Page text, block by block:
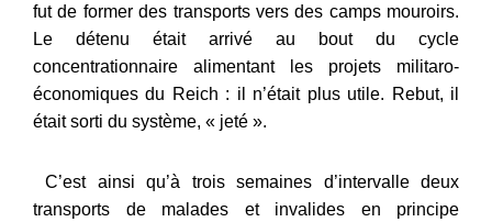
fut de former des transports vers des camps mouroirs.
Le détenu était arrivé au bout du cycle
concentrationnaire alimentant les projets militaro-
économiques du Reich : il n’était plus utile. Rebut, il
était sorti du système, « jeté ».
C’est ainsi qu’à trois semaines d’intervalle deux
transports de malades et invalides en principe